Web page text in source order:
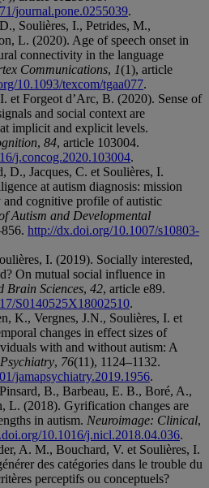
journal.pone.0255039.
Soulières, I., Petrides, M.,
L. (2020). Age of speech onset in
connectivity in the language
Communications, 1(1), article
10.1093/texcom/tgaa077.
et Forgeot d’Arc, B. (2020). Sense of
and social context are
implicit and explicit levels.
, 84, article 103004.
j.concog.2020.103004.
D., Jacques, C. et Soulières, I.
at autism diagnosis: mission
and cognitive profile of autistic
Autism and Developmental
http://dx.doi.org/10.1007/s10803-
I. (2019). Socially interested,
On mutual social influence in
Brain Sciences, 42, article e89.
S0140525X18002510.
K., Vergnes, J.N., Soulières, I. et
changes in effect sizes of
with and without autism: A
, 76(11), 1124–1132.
jamapsychiatry.2019.1956.
B., Barbeau, E. B., Boré, A.,
L. (2018). Gyrification changes are
in autism. Neuroimage: Clinical,
10.1016/j.nicl.2018.04.036.
A. M., Bouchard, V. et Soulières, I.
des catégories dans le trouble du
perceptifs ou conceptuels?